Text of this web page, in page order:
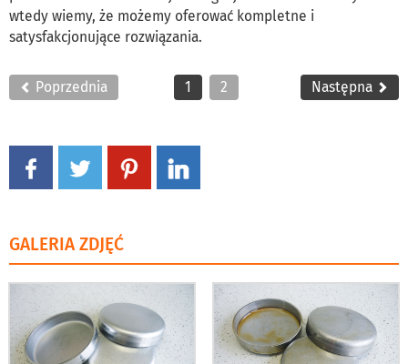
wtedy wiemy, że możemy oferować kompletne i
satysfakcjonujące rozwiązania.
Poprzednia 1 2 Następna
GALERIA ZDJĘĆ